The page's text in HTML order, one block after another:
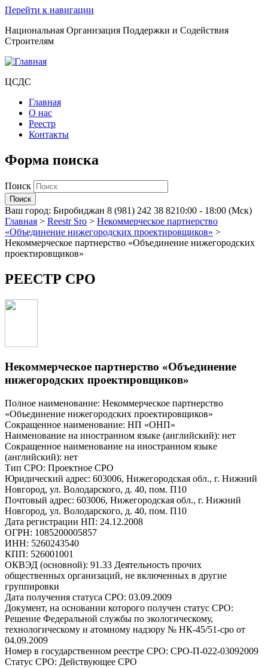
Перейти к навигации
Национальная Организация Поддержки и Содействия
Строителям
ЦСДС
Главная
О нас
Реестр
Контакты
Форма поиска
Поиск
Ваш город: Биробиджан 8 (981) 242 38 8210:00 - 18:00 (Мск)
Главная > Reestr Sro > Некоммерческое партнерство
«Объединение нижегородских проектировщиков» >
Некоммерческое партнерство «Объединение нижегородских
проектировщиков»
РЕЕСТР СРО
Некоммерческое партнерство «Объединение
нижегородских проектировщиков»
Полное наименование: Некоммерческое партнерство
«Объединение нижегородских проектировщиков»
Сокращенное наименование: НП «ОНП»
Наименование на иностранном языке (английский): нет
Сокращенное наименование на иностранном языке
(английский): нет
Тип СРО: Проектное СРО
Юридический адрес: 603006, Нижегородская обл., г. Нижний
Новгород, ул. Володарского, д. 40, пом. П10
Почтовый адрес: 603006, Нижегородская обл., г. Нижний
Новгород, ул. Володарского, д. 40, пом. П10
Дата регистрации НП: 24.12.2008
ОГРН: 1085200005857
ИНН: 5260243540
КПП: 526001001
ОКВЭД (основной): 91.33 Деятельность прочих
общественных организаций, не включенных в другие
группировки
Дата получения статуса СРО: 03.09.2009
Документ, на основании которого получен статус СРО:
Решение Федеральной службы по экологическому,
технологическому и атомному надзору № НК-45/51-сро от
04.09.2009
Номер в государственном реестре СРО: СРО-П-022-03092009
Статус СРО: Действующее СРО